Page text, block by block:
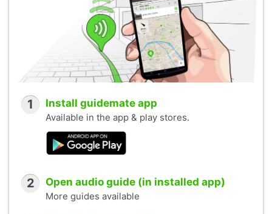
1 Install guidemate app
Available in the app & play stores.
2 Open audio guide (in installed app)
More guides available